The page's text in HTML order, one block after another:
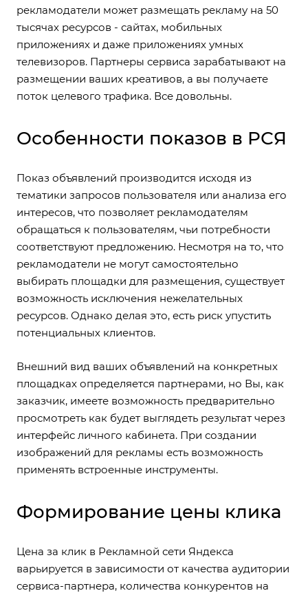
рекламодатели может размещать рекламу на 50
тысячах ресурсов - сайтах, мобильных
приложениях и даже приложениях умных
телевизоров. Партнеры сервиса зарабатывают на
размещении ваших креативов, а вы получаете
поток целевого трафика. Все довольны.
Особенности показов в РСЯ
Показ объявлений производится исходя из
тематики запросов пользователя или анализа его
интересов, что позволяет рекламодателям
обращаться к пользователям, чьи потребности
соответствуют предложению. Несмотря на то, что
рекламодатели не могут самостоятельно
выбирать площадки для размещения, существует
возможность исключения нежелательных
ресурсов. Однако делая это, есть риск упустить
потенциальных клиентов.
Внешний вид ваших объявлений на конкретных
площадках определяется партнерами, но Вы, как
заказчик, имеете возможность предварительно
просмотреть как будет выглядеть результат через
интерфейс личного кабинета. При создании
изображений для рекламы есть возможность
применять встроенные инструменты.
Формирование цены клика
Цена за клик в Рекламной сети Яндекса
варьируется в зависимости от качества аудитории
сервиса-партнера, количества конкурентов на